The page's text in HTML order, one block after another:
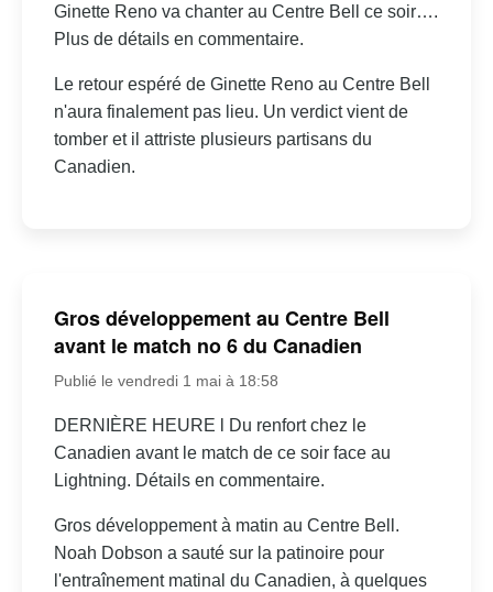
Ginette Reno va chanter au Centre Bell ce soir….
Plus de détails en commentaire.
Le retour espéré de Ginette Reno au Centre Bell
n'aura finalement pas lieu. Un verdict vient de
tomber et il attriste plusieurs partisans du
Canadien.
Gros développement au Centre Bell
avant le match no 6 du Canadien
Publié le vendredi 1 mai à 18:58
DERNIÈRE HEURE l Du renfort chez le
Canadien avant le match de ce soir face au
Lightning. Détails en commentaire.
Gros développement à matin au Centre Bell.
Noah Dobson a sauté sur la patinoire pour
l'entraînement matinal du Canadien, à quelques